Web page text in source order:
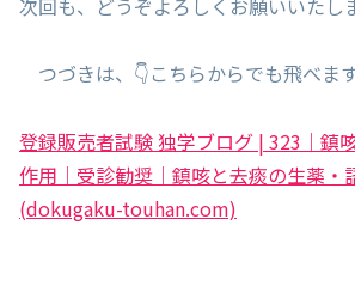
次回も、どうぞよろしくお願いいたし
つづきは、👇こちらからでも飛べます
登録販売者試験 独学ブログ | 323｜鎮
作用｜受診勧奨｜鎮咳と去痰の生薬・
(dokugaku-touhan.com)